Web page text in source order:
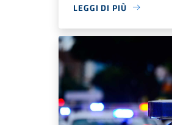
LEGGI DI PIÙ